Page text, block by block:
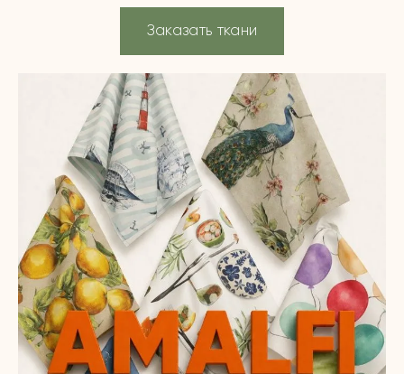
Заказать ткани